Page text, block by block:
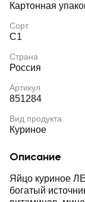
Картонная
Сорт
С1
Страна
Россия
Артикул
851284
Вид продукта
Куриное
Описание
Яйцо куриное
богатый